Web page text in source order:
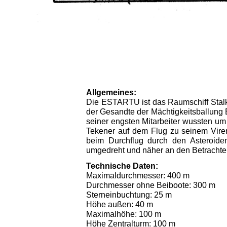
Allgemeines:
Die ESTARTU ist das Raumschiff
der Gesandte der
seiner engsten Mitarbeiter wussten
Tekener auf dem Flug zu seinem
beim Durchflug durch den
umgedreht und näher an den
Technische Daten:
Maximaldurchmesser: 400 m
Durchmesser ohne Beiboote: 300 m
Sterneinbuchtung: 25 m
Höhe außen: 40 m
Maximalhöhe: 100 m
Höhe Zentralturm: 100 m